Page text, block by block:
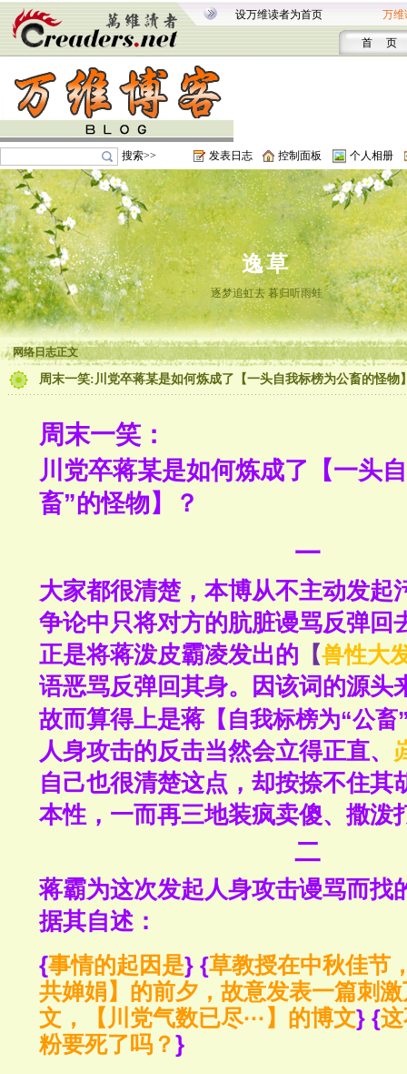
设万维读者为首页 万维
首 页
搜索>> 发表日志 控制面板 个人相册
逸草
逐梦追虹去 暮归听雨蛙
网络日志正文
周末一笑:川党卒蒋某是如何炼成了【一头自我标榜为公畜的怪物
周末一笑：
川党卒蒋某是如何炼成了【一头
畜”的怪物】？
一
大家都很清楚，本博从不主动发起
争论中只将对方的肮脏谩骂反弹回
正是将蒋泼皮霸凌发出的 【兽性大
语恶骂反弹回其身。因该词的源头
故而算得上是蒋 【 自我标榜为“公畜
人身攻击的反击当然会立得正直、
自己也很清楚这点，却按捺不住其
本性，一而再三地装疯卖傻、撒泼
二
蒋霸为这次发起人身攻击谩骂而找
据其自述：
{事情的起因是} {草教授在中秋佳节
共婵娟】的前夕，故意发表一篇刺
文，【川党气数已尽···】的博文} {
粉要死了吗？}